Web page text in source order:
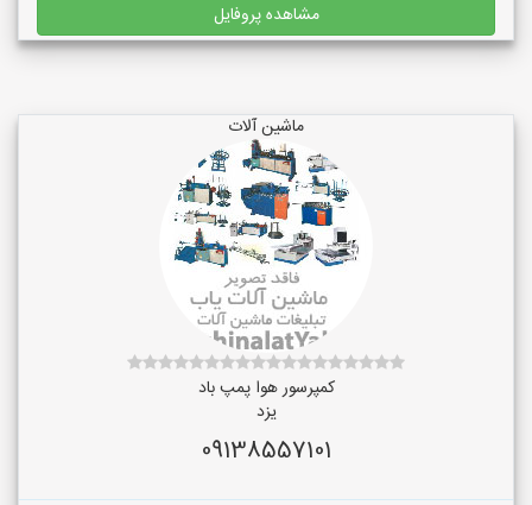
مشاهده پروفایل
ماشین آلات
کمپرسور هوا پمپ باد
یزد
09138557101